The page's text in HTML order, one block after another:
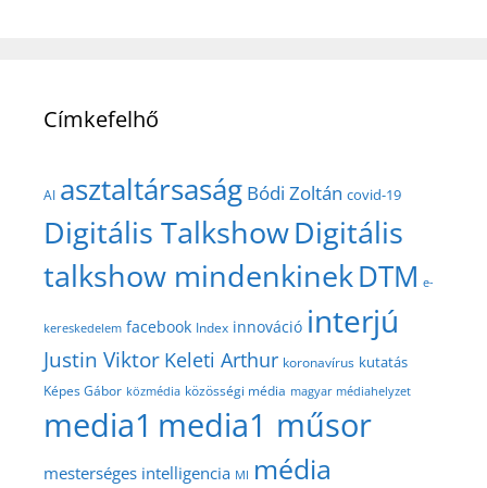
Címkefelhő
AI asztaltársaság Bódi Zoltán covid-19
Digitális TalkshowDigitális
talkshow mindenkinekDTM e-
kereskedelem facebook Index innováció interjú
Justin Viktor Keleti Arthur koronavírus kutatás
Képes Gábor közmédia közösségi média magyar médiahelyzet
media1 media1 műsor
mesterséges intelligencia MI média